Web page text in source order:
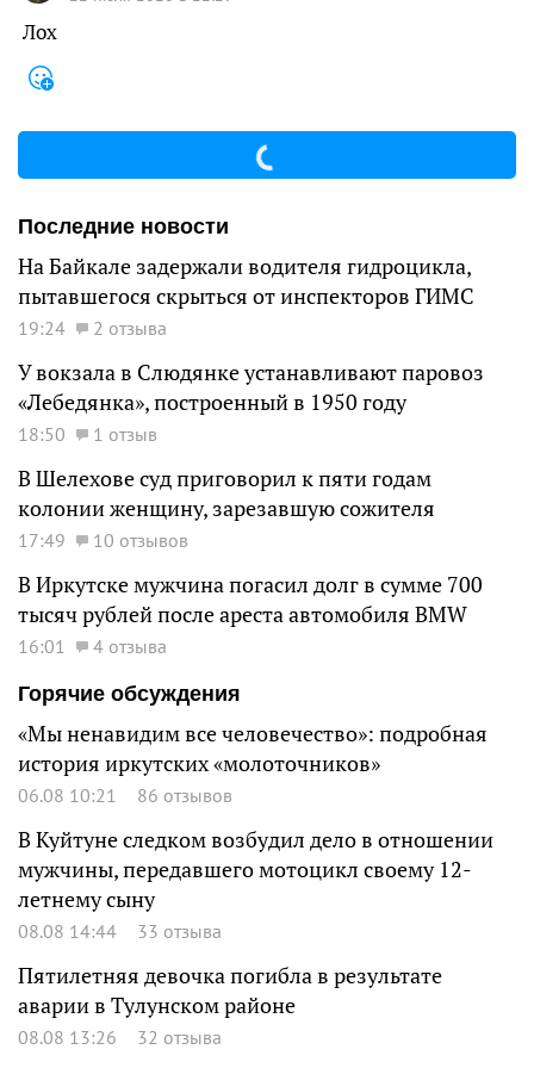
Лох
Последние новости
На Байкале задержали водителя гидроцикла,
пытавшегося скрыться от инспекторов ГИМС
19:24 2 отзыва
У вокзала в Слюдянке устанавливают паровоз
«Лебедянка», построенный в 1950 году
18:50 1 отзыв
В Шелехове суд приговорил к пяти годам
колонии женщину, зарезавшую сожителя
17:49 10 отзывов
В Иркутске мужчина погасил долг в сумме 700
тысяч рублей после ареста автомобиля BMW
16:01
4 отзыва
Горячие обсуждения
«Мы ненавидим все человечество»: подробная
история иркутских «молоточников»
06.08 10:21 86 отзывов
В Куйтуне следком возбудил дело в отношении
мужчины, передавшего мотоцикл своему 12-
летнему сыну
08.08 14:44 33 отзыва
Пятилетняя девочка погибла в результате
аварии в Тулунском районе
08.08 13:26 32 отзыва